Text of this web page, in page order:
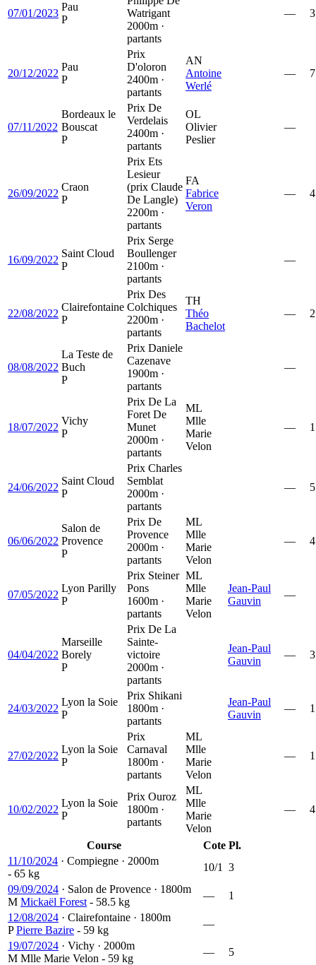
07/01/2023
Pau
P
Watrigant
2000m ·
partants
— 3
20/12/2022
Pau
P
Prix
D'oloron
2400m ·
partants
AN
Antoine
Werlé
— 7
07/11/2022
Bordeaux le
Bouscat
P
Prix De
Verdelais
2400m ·
partants
OL
Olivier
Peslier
—
26/09/2022
Craon
P
Prix Ets
Lesieur
(prix Claude
De Langle)
2200m ·
partants
FA
Fabrice
Veron
— 4
16/09/2022
Saint Cloud
P
Prix Serge
Boullenger
2100m ·
partants
—
22/08/2022
Clairefontaine
P
Prix Des
Colchiques
2200m ·
partants
TH
Théo
Bachelot
— 2
08/08/2022
La Teste de
Buch
P
Prix Daniele
Cazenave
1900m ·
partants
—
18/07/2022
Vichy
P
Prix De La
Foret De
Munet
2000m ·
partants
ML
Mlle
Marie
Velon
— 1
24/06/2022
Saint Cloud
P
Prix Charles
Semblat
2000m ·
partants
— 5
06/06/2022
Salon de
Provence
P
Prix De
Provence
2000m ·
partants
ML
Mlle
Marie
Velon
— 4
07/05/2022
Lyon Parilly
P
Prix Steiner
Pons
1600m ·
partants
ML
Mlle
Marie
Velon
Jean-Paul
Gauvin
—
04/04/2022
Marseille
Borely
P
Prix De La
Sainte-
victoire
2000m ·
partants
Jean-Paul
Gauvin
— 3
24/03/2022
Lyon la Soie
P
Prix Shikani
1800m ·
partants
Jean-Paul
Gauvin
— 1
27/02/2022
Lyon la Soie
P
Prix
Carnaval
1800m ·
partants
ML
Mlle
Marie
Velon
— 1
10/02/2022
Lyon la Soie
P
Prix Ouroz
1800m ·
partants
ML
Mlle
Marie
Velon
— 4
Course Cote Pl.
11/10/2024 · Compiegne · 2000m
- 65 kg
10/1
3
09/09/2024 · Salon de Provence · 1800m
M Mickaël Forest - 58.5 kg
—
1
12/08/2024 · Clairefontaine · 1800m
PPierre Bazire - 59 kg
—
19/07/2024 · Vichy · 2000m
M Mlle Marie Velon - 59 kg
—
5